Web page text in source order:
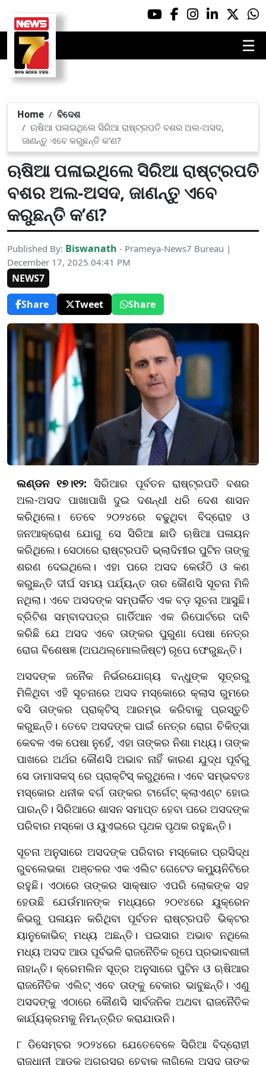
☰
Home
ବିଦେଶ
ଋଷିଆ ପଳାଇଥିଲେ ସିରିଆ ରାଷ୍ଟ୍ରପତି ବଶର ଅଲ-ଅସଦ,
ଜାଣନ୍ତୁ ଏବେ କରୁଛନ୍ତି କ’ଣ?
ଋଷିଆ ପଳାଇଥିଲେ ସିରିଆ ରାଷ୍ଟ୍ରପତି
ବଶର ଅଲ-ଅସଦ, ଜାଣନ୍ତୁ ଏବେ
କରୁଛନ୍ତି କ’ଣ?
Published By: Biswanath - Prameya-News7 Bureau |
December 17, 2025 04:41 PM
NEWS7
Share
Tweet Share
ଲଣ୍ଡନ ୧୭।୧୨: ସିରିଆର ପୂର୍ବତନ ରାଷ୍ଟ୍ରପତି ବଶର
ଅଲ-ଅସଦ ପାଖାପାଖି ଦୁଇ ଦଶନ୍ଧୀ ଧରି ଦେଶ ଶାସନ
କରିଥିଲେ। ତେବେ ୨୦୨୪ରେ ବଢୁଥିବା ବିଦ୍ରୋହ ଓ
ଜନଆକ୍ରୋଶ ଯୋଗୁ ସେ ସିରିଆ ଛାଡି ଋଷିଆ ପଳାୟନ
କରିଥିଲେ। ସେଠାରେ ରାଷ୍ଟ୍ରପତି ଭ୍ଲାଦିମୀର ପୁଟିନ ତାଙ୍କୁ
ଶରଣ ଦେଇଥିଲେ। ଏହା ପରେ ଅସଦ କେଉଁଠି ଓ କଣ
କରୁଛନ୍ତି ଦୀର୍ଘ ସମୟ ପର୍ଯ୍ୟନ୍ତ ତାର କୌଣସି ସୂଚନା ମିଳି
ନଥିଲା। ଏବେ ଅସଦଙ୍କ ସମ୍ପର୍କିତ ଏକ ବଡ଼ ସୂଚନା ଆସୁଛି।
ବ୍ରିଟିଶ ସମ୍ବାଦପତ୍ର ଗାର୍ଡିଆନ ଏକ ରିପୋର୍ଟରେ ଦାବି
କରିଛି ଯେ ଅସଦ ଏବେ ତାଙ୍କର ପୁରୁଣା ପେଷା ନେତ୍ର
ରୋଗ ବିଶେଷଜ୍ଞ (ଅପଥଲ୍ମୋଲଜିଷ୍ଟ) ରୂପେ ଫେରୁଛନ୍ତି।
ଅସଦଙ୍କ ଜନୈକ ନିର୍ଭରଯୋଗ୍ୟ ବନ୍ଧୁଙ୍କ ସୂତ୍ରରୁ
ମିଳିଥିବା ଏହି ସୂଚନାରେ ଅସଦ ମସ୍କୋରେ କ୍ଲାସ ରୁମରେ
ବସି ତାଙ୍କର ପ୍ରାକ୍ଟିସ୍ ଆରମ୍ଭ କରିବାକୁ ପ୍ରସ୍ତୁତି
କରୁଛନ୍ତି। ତେବେ ଅସଦଙ୍କ ପାଇଁ ନେତ୍ର ରୋଗ ଚିକିତ୍ସା
କେବଳ ଏକ ପେଷା ନୁହେଁ, ଏହା ତାଙ୍କର ନିଶା ମଧ୍ୟ। ତାଙ୍କ
ପାଖରେ ଅର୍ଥର କୌଣସି ଅଭାବ ନାହିଁ କାରଣ ଯୁଦ୍ଧ ପୂର୍ବରୁ
ସେ ଡାମାସକସ୍ ରେ ପ୍ରାକ୍ଟିସ୍ କରୁଥିଲେ। ଏବେ ସମ୍ଭବତଃ
ମସ୍କୋର ଧନୀକ ବର୍ଗ ତାଙ୍କର ଟାର୍ଗେଟ୍ କ୍ଲାଏଣ୍ଟ ହୋଇ
ପାରନ୍ତି। ସିରିଆରେ ଶାସନ ସମାପ୍ତ ହେବା ପରେ ଅସଦଙ୍କ
ପରିବାର ମସ୍କୋ ଓ ୟୁଏଇରେ ପୃଥକ ପୃଥକ ରହୁଛନ୍ତି।
ସୂଚନା ଅନୁସାରେ ଅସଦଙ୍କ ପରିବାର ମସ୍କୋର ପ୍ରସିଦ୍ଧ
ରୁବଲେଭକା ଅଞ୍ଚଳର ଏକ ଏଲିଟ ଗେଟେଡ କମ୍ୟୁନିଟିରେ
ରହୁଛି। ଏଠାରେ ତାଙ୍କର ସାକ୍ଷାତ ଏପରି ଲୋକଙ୍କ ସହ
ହେଉଛି ଯେଉଁମାନଙ୍କ ମଧ୍ୟରେ ୨୦୧୪ରେ ୟୁକ୍ରେନ
କିଭରୁ ପଳାୟନ କରିଥିବା ପୂର୍ବତନ ରାଷ୍ଟ୍ରପତି ଭିକ୍ଟର
ୟାନୁକୋଭିଚ୍ ମଧ୍ୟ ଅଛନ୍ତି। ପଇସାର ଅଭାବ ନଥିଲେ
ମଧ୍ୟ ଅସଦ ଆଉ ପୂର୍ବଭଳି ରାଜନୈତିକ ରୂପେ ପ୍ରଭାବଶାଳୀ
ନାହାନ୍ତି। କ୍ରେମଲିନ ସୂତ୍ର ଅନୁସାରେ ପୁଟିନ ଓ ଋଷିଆର
ରାଜନୈତିକ ଏଲିଟ୍ ଏବେ ତାଙ୍କୁ ବେକାର ଭାବୁଛନ୍ତି। ଏଣୁ
ଅସଦଙ୍କୁ ଏଠାରେ କୌଣସି ସାର୍ବଜନିକ ଅଥବା ରାଜନୈତିକ
କାର୍ଯ୍ୟକ୍ରମକୁ ନିମନ୍ତ୍ରିତ କରାଯାଉନି।
୮ ଡିସେମ୍ବର ୨୦୨୪ରେ ଯେତେବେଳେ ସିରିଆ ବିଦ୍ରୋହୀ
ରାଜଧାନୀ ଆଡକୁ ଅଗ୍ରସର ହେବାକୁ ଲାଗିଲେ ଅସଦ ତାଙ୍କ